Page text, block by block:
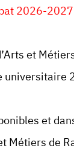
2026-
et
universitaire
et
Métiers de